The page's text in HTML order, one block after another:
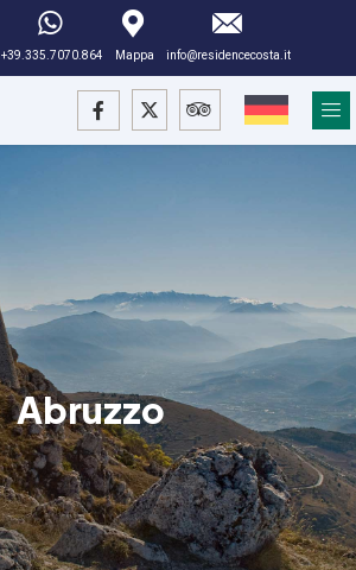
+39.335.7070.864 Mappa info@residencecosta.it
Abruzzo